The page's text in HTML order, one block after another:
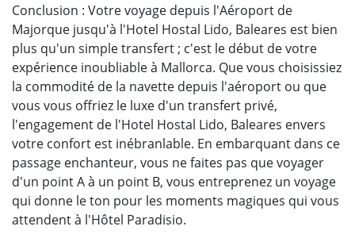
Conclusion : Votre voyage depuis l'Aéroport de
Majorque jusqu'à l'Hotel Hostal Lido, Baleares est bien
plus qu'un simple transfert ; c'est le début de votre
expérience inoubliable à Mallorca. Que vous choisissiez
la commodité de la navette depuis l'aéroport ou que
vous vous offriez le luxe d'un transfert privé,
l'engagement de l'Hotel Hostal Lido, Baleares envers
votre confort est inébranlable. En embarquant dans ce
passage enchanteur, vous ne faites pas que voyager
d'un point A à un point B, vous entreprenez un voyage
qui donne le ton pour les moments magiques qui vous
attendent à l'Hôtel Paradisio.